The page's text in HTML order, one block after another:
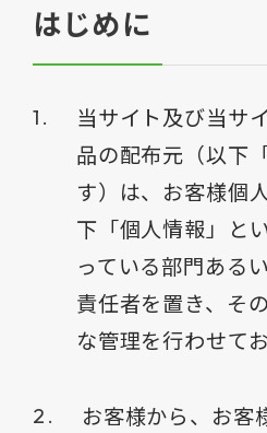
はじめに
当サイト及び当サ
品の配布元（以下
す）は、お客様個
下「個人情報」と
っている部門ある
責任者を置き、そ
な管理を行わせて
お客様から、お客